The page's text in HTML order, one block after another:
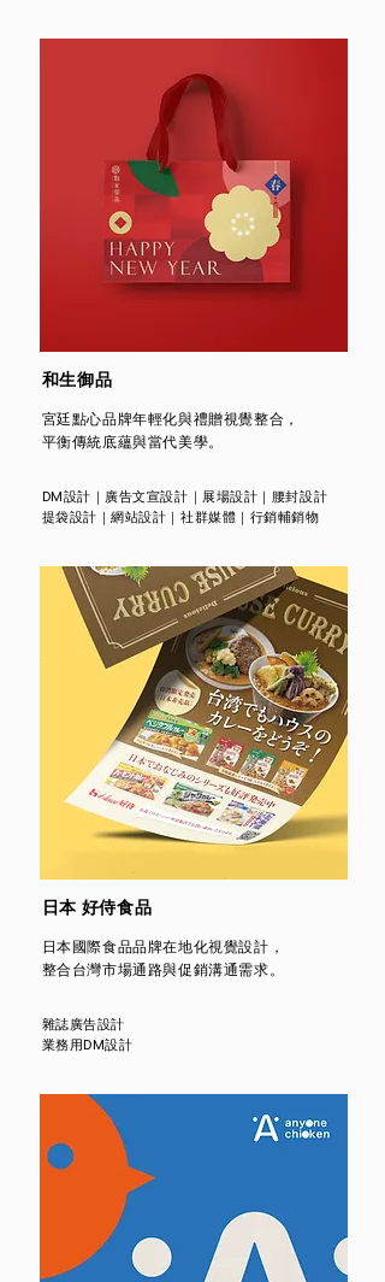
和生御品
宮廷點心品牌年輕化與禮贈視覺整合，
平衡傳統底蘊與當代美學。
DM設計 ｜廣告文宣設計｜展場設計｜腰封設計
提袋設計 ｜網站設計｜社群媒體｜行銷輔銷物
日本 好侍食品
日本國際食品品牌在地化視覺設計，
整合台灣市場通路與促銷溝通需求。
雜誌廣告設計
業務用DM設計